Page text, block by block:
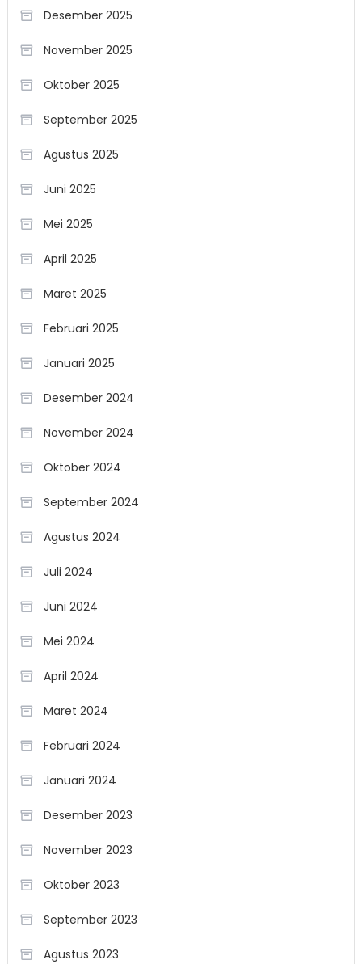
Desember 2025
November 2025
Oktober 2025
September 2025
Agustus 2025
Juni 2025
Mei 2025
April 2025
Maret 2025
Februari 2025
Januari 2025
Desember 2024
November 2024
Oktober 2024
September 2024
Agustus 2024
Juli 2024
Juni 2024
Mei 2024
April 2024
Maret 2024
Februari 2024
Januari 2024
Desember 2023
November 2023
Oktober 2023
September 2023
Agustus 2023